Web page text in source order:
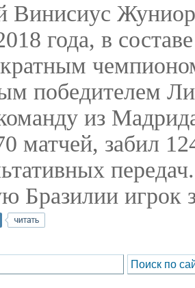
Винисиус
года, в
победителем
из
матчей, забил
Бразилии игрок